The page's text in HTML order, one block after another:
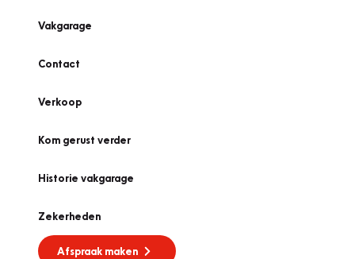
Vakgarage
Contact
Verkoop
Kom gerust verder
Historie vakgarage
Zekerheden
Afspraak maken